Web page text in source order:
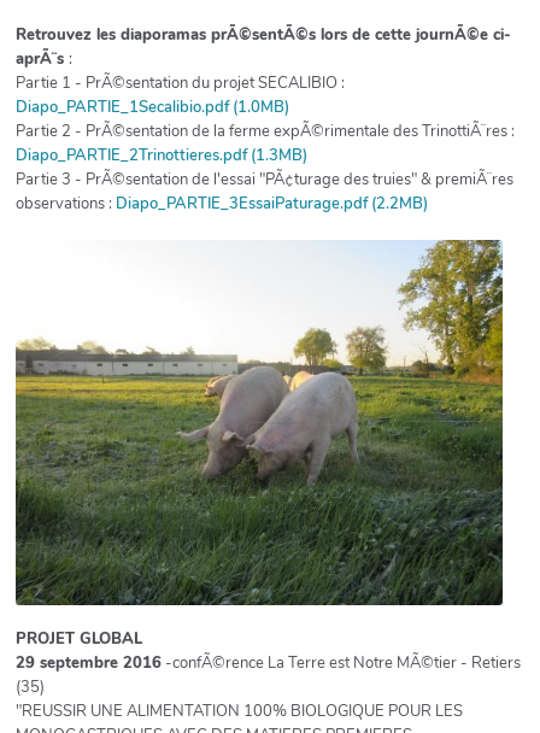
Retrouvez les diaporamas prÃ©sentÃ©s lors de cette journÃ©e ci-
aprÃ¨s :
Partie 1 - PrÃ©sentation du projet SECALIBIO :
Diapo_PARTIE_1Secalibio.pdf (1.0MB)
Partie 2 - PrÃ©sentation de la ferme expÃ©rimentale des TrinottiÃ¨res :
Diapo_PARTIE_2Trinottieres.pdf (1.3MB)
Partie 3 - PrÃ©sentation de l'essai "PÃ¢turage des truies" & premiÃ¨res
observations : Diapo_PARTIE_3EssaiPaturage.pdf (2.2MB)
PROJET GLOBAL
29 septembre 2016 -confÃ©rence La Terre est Notre MÃ©tier - Retiers
(35)
"REUSSIR UNE ALIMENTATION 100% BIOLOGIQUE POUR LES